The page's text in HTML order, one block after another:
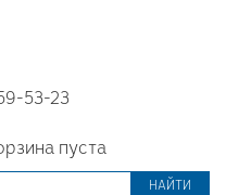
53-23
пуста
НАЙТИ